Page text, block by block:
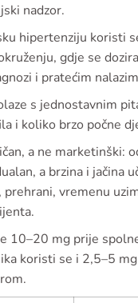
nadzor.
hipertenziju koristi
gdje se
i pratećim
s jednostavnim
i koliko brzo počne
a ne marketinški:
a brzina i jačina
vremenu
10–20 mg prije
koristi se i 2,5–5